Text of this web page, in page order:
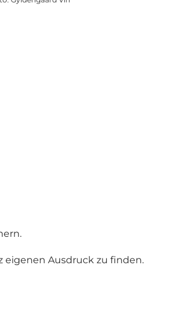
eigenen Ausdruck zu finden.